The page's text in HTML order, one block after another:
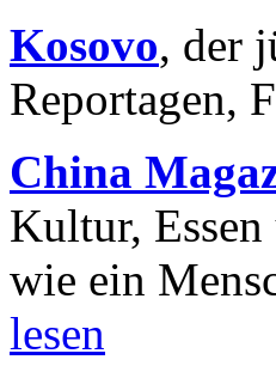
Kosovo, der
Reportagen,
China
Kultur,
wie ein
lesen